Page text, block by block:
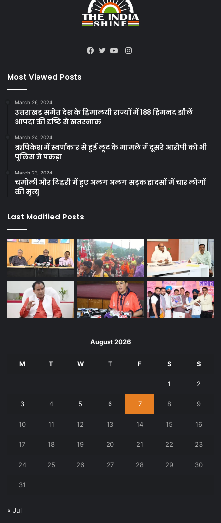
Instagram
Most Viewed Posts
March 26, 2024
उत्तराखंड समेत देश के हिमालयी राज्यों में 188 हिमनद झीलें
आपदा की दृष्टि से खतरनाक
March 24, 2024
ऋषिकेश में स्वर्णकार से हुई लूट के मामले में दूसरे आरोपी को भी
पुलिस ने पकड़ा
March 23, 2024
चमोली और टिहरी में हुए अलग अलग सड़क हादसों में चार लोगों
की मृत्यु
Last Modified Posts
August 2026
M T W T F S S
1 2
3 4 5 6 7 8 9
10 11 12 13 14 15 16
17 18 19 20 21 22 23
24 25 26 27 28 29 30
31
« Jul